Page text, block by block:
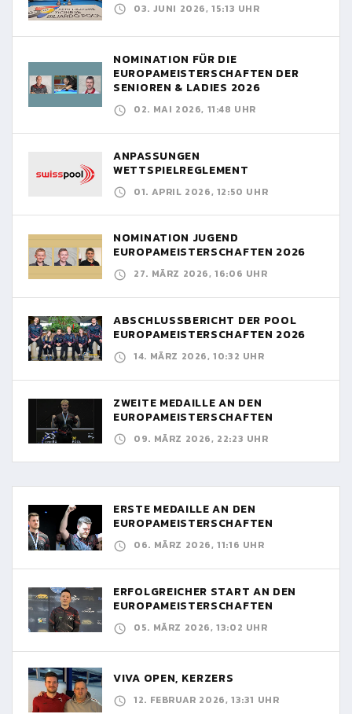
03. JUNI 2026, 15:13 UHR
NOMINATION FÜR DIE
EUROPAMEISTERSCHAFTEN DER
SENIOREN & LADIES 2026
02. MAI 2026, 11:48 UHR
ANPASSUNGEN
WETTSPIELREGLEMENT
01. APRIL 2026, 12:50 UHR
NOMINATION JUGEND
EUROPAMEISTERSCHAFTEN 2026
27. MÄRZ 2026, 16:06 UHR
ABSCHLUSSBERICHT DER POOL
EUROPAMEISTERSCHAFTEN 2026
14. MÄRZ 2026, 10:32 UHR
ZWEITE MEDAILLE AN DEN
EUROPAMEISTERSCHAFTEN
09. MÄRZ 2026, 22:23 UHR
ERSTE MEDAILLE AN DEN
EUROPAMEISTERSCHAFTEN
06. MÄRZ 2026, 11:16 UHR
ERFOLGREICHER START AN DEN
EUROPAMEISTERSCHAFTEN
05. MÄRZ 2026, 13:02 UHR
VIVA OPEN, KERZERS
12. FEBRUAR 2026, 13:31 UHR